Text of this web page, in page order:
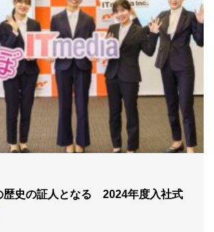
歴史の証人となる 2024年度入社式